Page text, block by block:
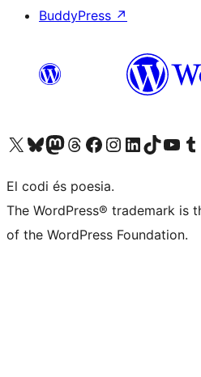
BuddyPress ↗
Visiteu el nostre compte X (abans Twitter)
Visiteu el nostre compte de Bluesky
Visiteu el nostre compte al Mastodon
Visiteu el nostre compte de Threads
Visiteu la nostra pàgina al Facebook
Visiteu el nostre compte d'Instagram
Visiteu el nostre compte de LinkedIn
Visiteu el nostre compte de TikTok
Visiteu el nostre
Visiteu
El codi és poesia.
The WordPress® trademark is
of the WordPress Foundation.